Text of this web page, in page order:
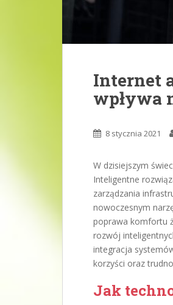
Internet
wpływa
8 stycznia 2021
W dzisiejszym
Inteligentne
zarządzania
nowoczesnym
poprawa komfortu
rozwój
integracja
korzyści oraz
Jak